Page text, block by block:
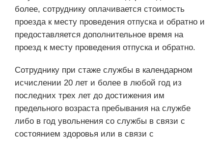
более, сотруднику оплачивается стоимость
проезда к месту проведения отпуска и обратно и
предоставляется дополнительное время на
проезд к месту проведения отпуска и обратно.
Сотруднику при стаже службы в календарном
исчислении 20 лет и более в любой год из
последних трех лет до достижения им
предельного возраста пребывания на службе
либо в год увольнения со службы в связи с
состоянием здоровья или в связи с